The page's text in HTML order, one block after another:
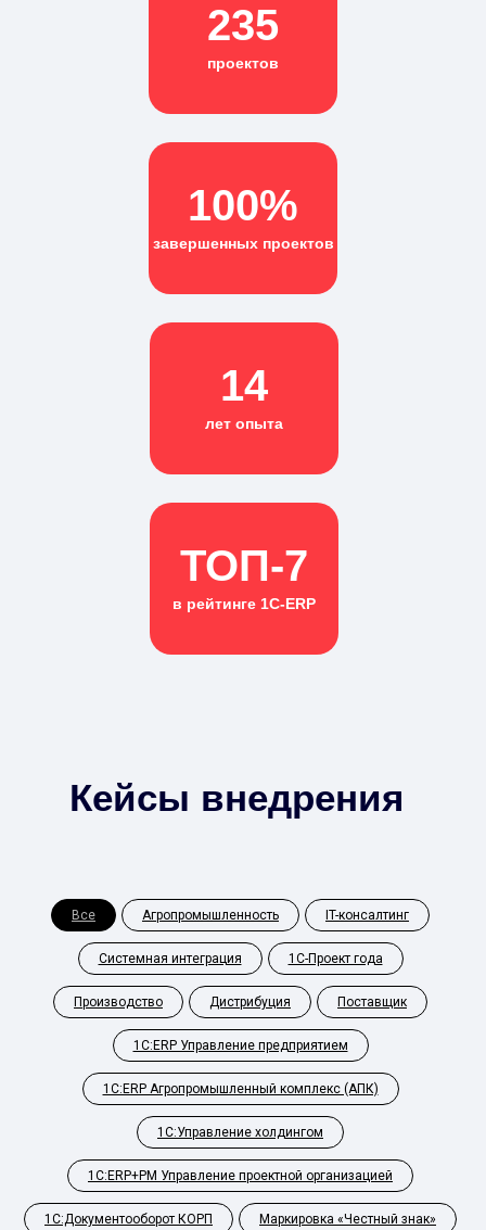
проектов
235
завершенных проектов
100%
ТОП-7
в рейтинге 1С-ERP
лет опыта
14
Кейсы внедрения
Все Агропромышленность IT-консалтинг
Системная интеграция 1С-Проект года
Производство Дистрибуция Поставщик
1С:ERP Управление предприятием
1С:ERP Агропромышленный комплекс (АПК)
1С:Управление холдингом
1С:ERP+PM Управление проектной организацией
1С:Документооборот КОРП Маркировка «Честный знак»